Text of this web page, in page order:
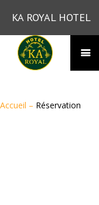
KA ROYAL HOTEL
Accueil – Réservation